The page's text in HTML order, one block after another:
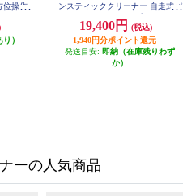
位操作
）
ンスティッククリーナー 自走式パ
B
19,400円
(税込)
1,940円分ポイント還元
発送目安: 即納（在庫残りわず
か）
ーの人気商品